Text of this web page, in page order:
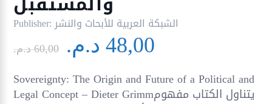
Publisher: الشبكة العربية للأبحاث والنشر
60,00 د.م. Le
prix
initial
48,00 د.م. Le
actuel
Sovereignty: The Origin and Future of a Political and
Legal Concept – Dieter Grimmيتناول الكتاب مفهوم